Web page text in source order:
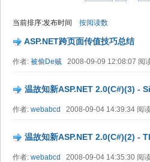
当前排序:发布时间 按阅读数
ASP.NET跨页面传值技巧总结
作者: 被偷De贼 2008-09-09 12:08:07 阅
温故知新ASP.NET 2.0(C#)(3) -
作者: webabcd 2008-09-04 14:39:34 阅
温故知新ASP.NET 2.0(C#)(2) -
作者: webabcd 2008-09-04 14:35:30 阅